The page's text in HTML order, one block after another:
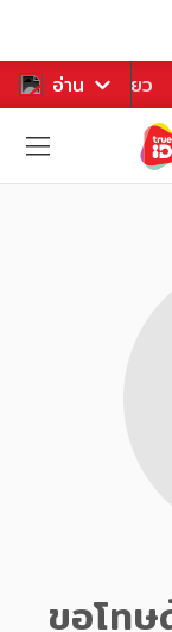
อ่าน
หาร ท่องเที่ยว
ขอโทษ